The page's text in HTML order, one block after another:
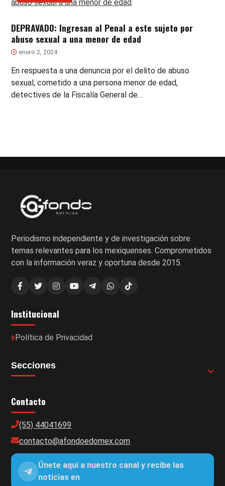
DEPRAVADO: Ingresan al Penal a este sujeto por
abuso sexual a una menor de edad
enero 2, 2024
En respuesta a una denuncia por el delito de abuso
sexual, cometido a una persona menor de edad,
detectives de la Fiscalía General de…
Periodismo independiente y de investigación sobre
temas relevantes para los mexiquenses. Comprometidos
con la información veraz y oportuna desde 2015.
Institucional
Política de Privacidad
Secciones
Contacto
(55) 44041699
contacto@afondoedomex.com
Únete aquí a nuestro canal y recibe las
noticias en